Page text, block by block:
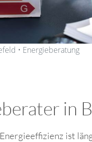
• Energieberatung
in
Energieeffizienz ist